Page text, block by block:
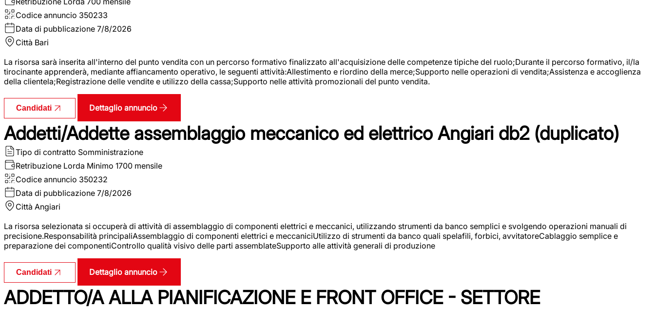
Codice annuncio 350233
Data di pubblicazione 7/8/2026
Città Bari
La risorsa sarà inserita all'interno del punto vendita con un percorso formativo finalizzato all'acquisizione delle competenze tipiche del ruolo;Durante il percorso formativo, il/la
tirocinante apprenderà, mediante affiancamento operativo, le seguenti attività:Allestimento e riordino della merce;Supporto nelle operazioni di vendita;Assistenza e accoglienza
della clientela;Registrazione delle vendite e utilizzo della cassa;Supporto nelle attività promozionali del punto vendita.
Candidati Dettaglio annuncio
Addetti/Addette assemblaggio meccanico ed elettrico Angiari db2 (duplicato)
Tipo di contratto Somministrazione
Retribuzione Lorda Minimo 1700 mensile
Codice annuncio 350232
Data di pubblicazione 7/8/2026
Città Angiari
La risorsa selezionata si occuperà di attività di assemblaggio di componenti elettrici e meccanici, utilizzando strumenti da banco semplici e svolgendo operazioni manuali di
precisione.Responsabilità principaliAssemblaggio di componenti elettrici e meccaniciUtilizzo di strumenti da banco quali spelafili, forbici, avvitatoreCablaggio semplice e
preparazione dei componentiControllo qualità visivo delle parti assemblateSupporto alle attività generali di produzione
Candidati Dettaglio annuncio
ADDETTO/A ALLA PIANIFICAZIONE E FRONT OFFICE - SETTORE